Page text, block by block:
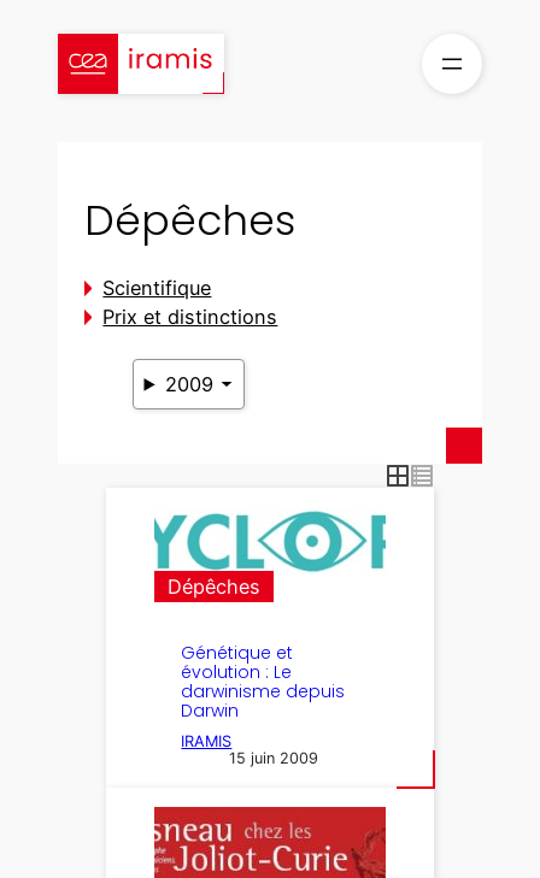
contenu
Dépêches
Scientifique
Prix et distinctions
2009
Dépêches
Génétique et
évolution : Le
darwinisme depuis
Darwin
IRAMIS
15 juin 2009